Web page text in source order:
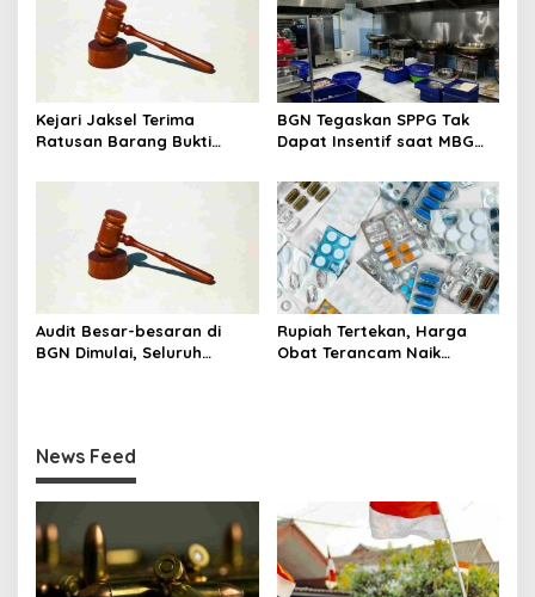
Kejari Jaksel Terima
Ratusan Barang Bukti
Jokowi
BGN Tegaskan SPPG Tak
Dapat Insentif saat MBG
Audit Besar-besaran di
BGN Dimulai, Seluruh
Rupiah Tertekan, Harga
Obat Terancam Naik
News Feed